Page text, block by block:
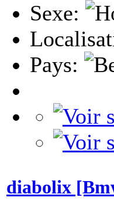
Sexe:
Pays:
diabolix